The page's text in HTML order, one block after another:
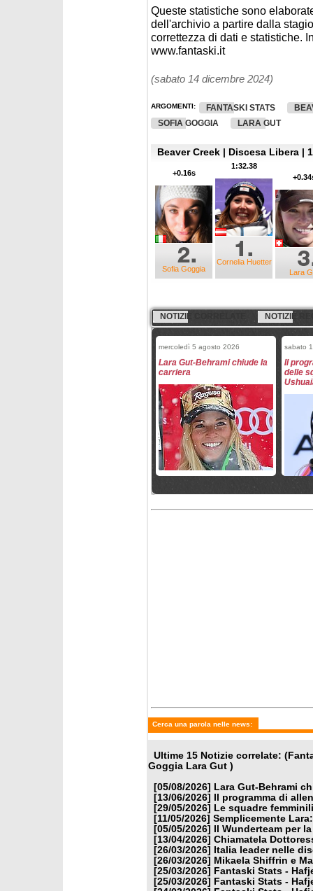
Queste statistiche sono
dell'archivio a partire dalla
correttezza di dati e statistiche.
www.fantaski.it
(sabato 14 dicembre 2024)
ARGOMENTI: FANTASKI STATS
SOFIA GOGGIA
LARA GUT
Beaver Creek | Discesa Libera |
Cornelia Huetter
1:32.38
Sofia Goggia
+0.16s
Lara
NOTIZIE CORRELATE NOTIZIE
mercoledì 5 agosto 2026
Lara Gut-Behrami chiude la
carriera
sabato
Il
delle
cortometraggio su Lara Gut
Cerca una parola nelle news:
Ultime 15 Notizie correlate:
Goggia Lara Gut )
[05/08/2026]
Lara Gut-Behrami
[13/06/2026]
Il programma di
[29/05/2026]
Le squadre
[11/05/2026] Semplicemente
[05/05/2026]
Il Wunderteam per
[13/04/2026] Chiamatela
[26/03/2026]
Italia leader nelle
[26/03/2026] Mikaela Shiffrin e
[25/03/2026]
Fantaski Stats -
[25/03/2026]
Fantaski Stats -